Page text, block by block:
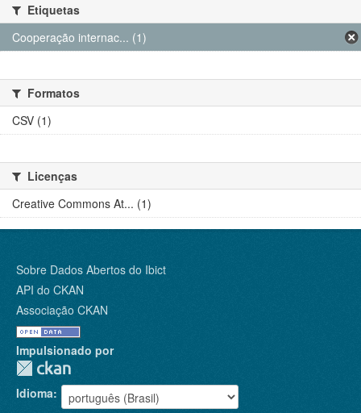
Etiquetas
Cooperação internac... (1)
Formatos
CSV (1)
Licenças
Creative Commons At... (1)
Sobre Dados Abertos do Ibict
API do CKAN
Associação CKAN
Impulsionado por
Idioma